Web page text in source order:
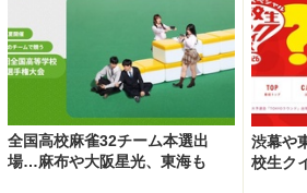
全国高校麻雀32チーム本選出
場…麻布や大阪星光、東海も
渋幕や
校生ク